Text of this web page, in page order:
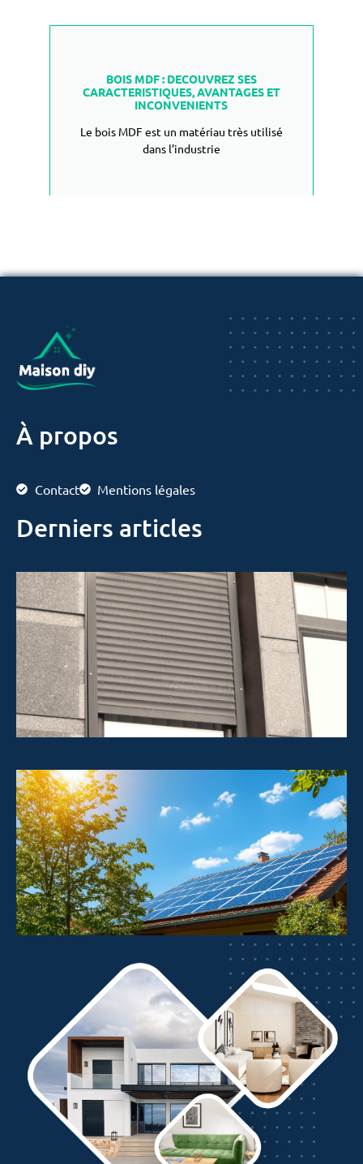
BOIS MDF : DECOUVREZ SES
CARACTERISTIQUES, AVANTAGES ET
INCONVENIENTS
Le bois MDF est un matériau très utilisé
dans l’industrie
LIRE PLUS
À propos
Contact Mentions légales
Derniers articles